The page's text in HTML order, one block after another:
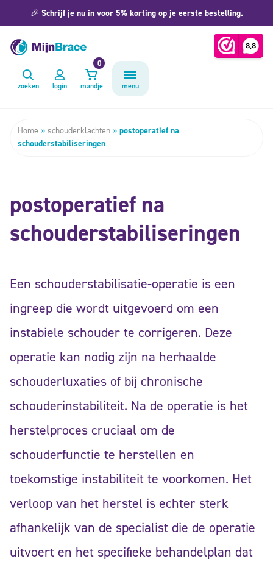
🎉 Schrijf je nu in voor 5% korting op je eerste bestelling.
zoeken login mandje
0
menu
Home » schouderklachten » postoperatief na
schouderstabiliseringen
postoperatief na
schouderstabiliseringen
Een schouderstabilisatie-operatie is een
ingreep die wordt uitgevoerd om een
instabiele schouder te corrigeren. Deze
operatie kan nodig zijn na herhaalde
schouderluxaties of bij chronische
schouderinstabiliteit. Na de operatie is het
herstelproces cruciaal om de
schouderfunctie te herstellen en
toekomstige instabiliteit te voorkomen. Het
verloop van het herstel is echter sterk
afhankelijk van de specialist die de operatie
uitvoert en het specifieke behandelplan dat